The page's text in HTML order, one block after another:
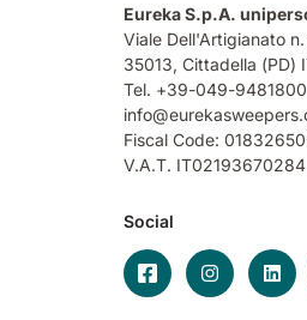
Eureka S.p.A.
Viale Dell'Artigianato
35013, Cittadella (PD)
Tel. +39-049-9481800
Fiscal Code:
V.A.T. IT02193670284
Social